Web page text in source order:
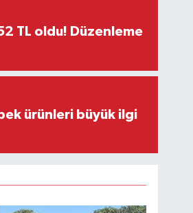
TL oldu! Düzenleme
ürünleri büyük ilgi